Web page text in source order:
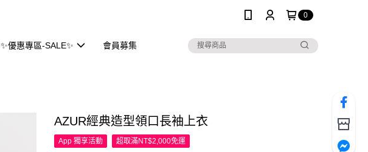
0
✨優惠專區-SALE✨ 會員募集
AZUR經典造型領口長袖上衣
App 獨享活動 超取滿NT$2,000免運